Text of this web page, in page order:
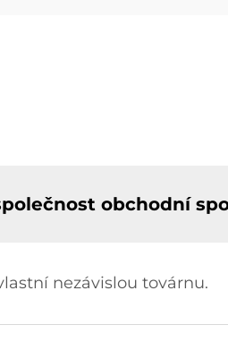
obchodní
nezávislou továrnu.